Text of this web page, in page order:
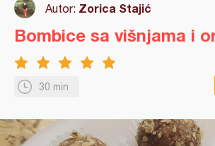
Autor: Zorica Stajić
30 min
Bombice sa višnjama i